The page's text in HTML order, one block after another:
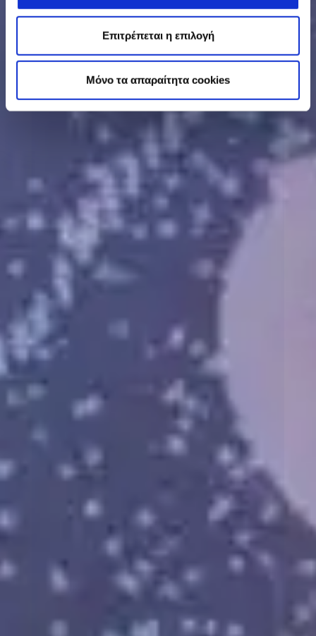
Επιτρέπεται η επιλογή
Mόνο τα απαραίτητα cookies